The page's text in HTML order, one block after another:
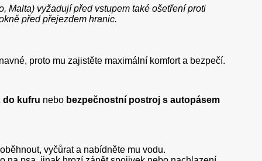
Malta) vyžadují před vstupem také ošetření proti
před přejezdem hranic.
proto mu zajistěte maximální komfort a bezpečí.
do kufru nebo bezpečnostní postroj s autopásem
vyčůrat a nabídněte mu vodu.